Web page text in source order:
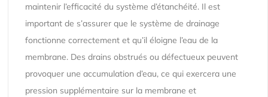
maintenir l’efficacité du système d’étanchéité. Il est
important de s’assurer que le système de drainage
fonctionne correctement et qu’il éloigne l’eau de la
membrane. Des drains obstrués ou défectueux peuvent
provoquer une accumulation d’eau, ce qui exercera une
pression supplémentaire sur la membrane et